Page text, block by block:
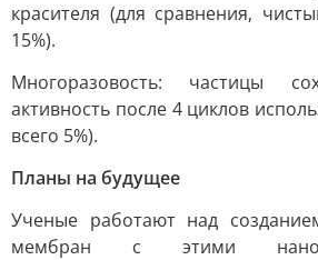
красителя (для сравнения,
15%).
Многоразовость: частицы
активность после 4 циклов
всего 5%).
Планы на будущее
Ученые работают над
мембран с этими